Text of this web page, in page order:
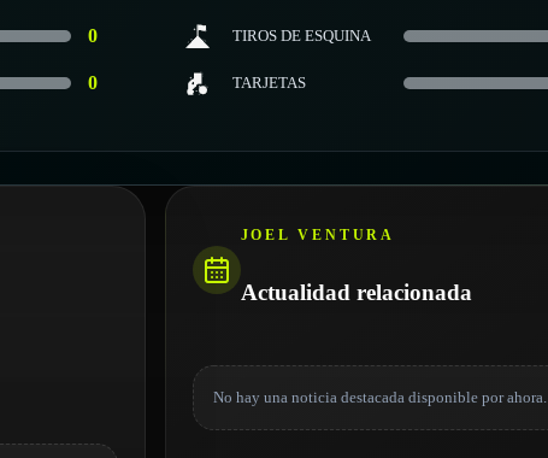
0 TIROS DE ESQUINA
0 TARJETAS
JOEL VENTURA
Actualidad relacionada
No hay una noticia destacada disponible por ahora.